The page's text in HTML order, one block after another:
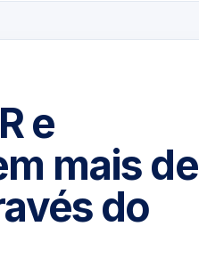
e
mais de
do